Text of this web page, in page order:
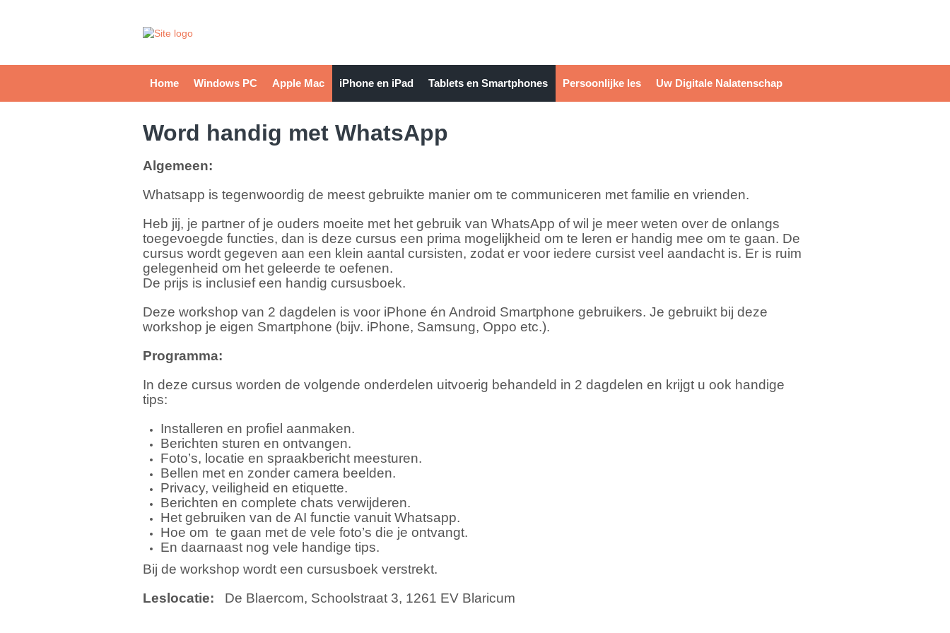
Home Windows PC Apple Mac iPhone en iPad Tablets en Smartphones Persoonlijke les Uw Digitale Nalatenschap
Word handig met WhatsApp
Algemeen:
Whatsapp is tegenwoordig de meest gebruikte manier om te communiceren met familie en vrienden.
Heb jij, je partner of je ouders moeite met het gebruik van WhatsApp of wil je meer weten over de onlangs
toegevoegde functies, dan is deze cursus een prima mogelijkheid om te leren er handig mee om te gaan. De
cursus wordt gegeven aan een klein aantal cursisten, zodat er voor iedere cursist veel aandacht is. Er is ruim
gelegenheid om het geleerde te oefenen.
De prijs is inclusief een handig cursusboek.
Deze workshop van 2 dagdelen is voor iPhone én Android Smartphone gebruikers. Je gebruikt bij deze
workshop je eigen Smartphone (bijv. iPhone, Samsung, Oppo etc.).
Programma:
In deze cursus worden de volgende onderdelen uitvoerig behandeld in 2 dagdelen en krijgt u ook handige
tips:
Installeren en profiel aanmaken.
Berichten sturen en ontvangen.
Foto’s, locatie en spraakbericht meesturen.
Bellen met en zonder camera beelden.
Privacy, veiligheid en etiquette.
Berichten en complete chats verwijderen.
Het gebruiken van de AI functie vanuit Whatsapp.
Hoe om te gaan met de vele foto’s die je ontvangt.
En daarnaast nog vele handige tips.
Bij de workshop wordt een cursusboek verstrekt.
Leslocatie: De Blaercom, Schoolstraat 3, 1261 EV Blaricum